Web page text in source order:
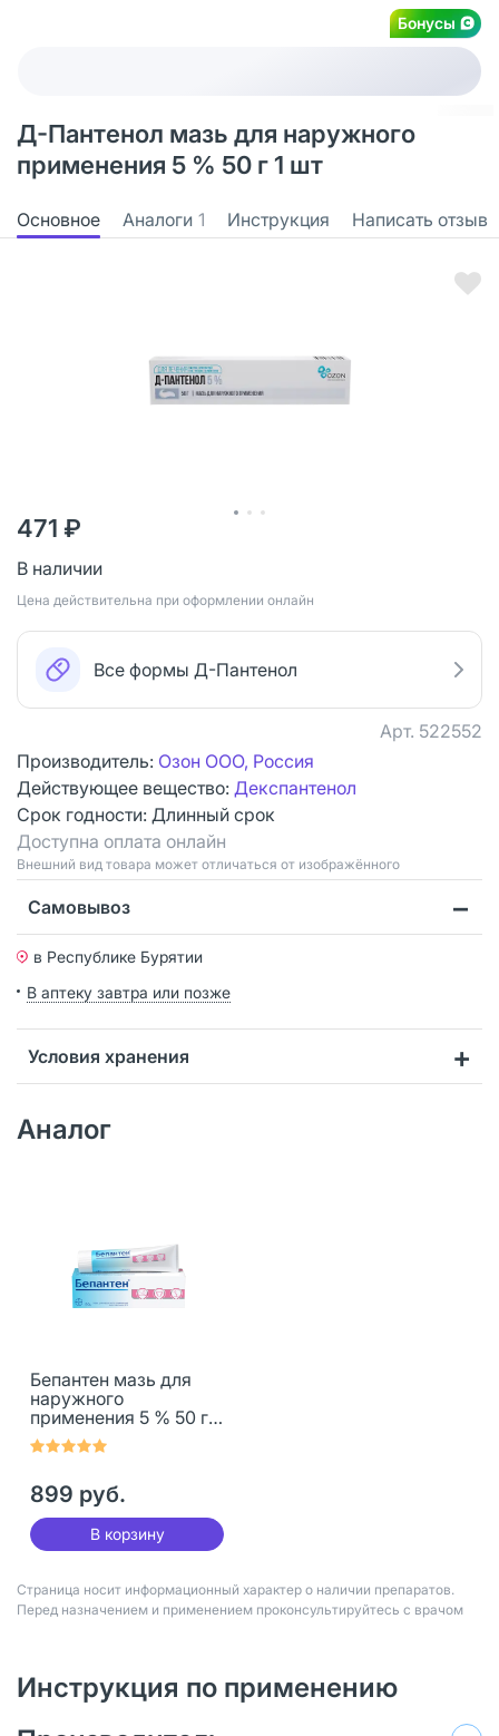
Бонусы
Д-Пантенол мазь для наружного
применения 5 % 50 г 1 шт
Основное Аналоги 1 Инструкция Написать отзыв
471 ₽
В наличии
Цена действительна при оформлении онлайн
Все формы Д-Пантенол
Арт. 522552
Производитель: Озон ООО, Россия
Действующее вещество: Декспантенол
Срок годности: Длинный срок
Доступна оплата онлайн
Bнешний вид товара может отличаться от изображённого
Самовывоз
в Республике Бурятии
В аптеку завтра или позже
Условия хранения
Аналог
Бепантен мазь для
наружного
применения 5 % 50 г 1
шт
899 руб.
В корзину
Страница носит информационный характер о наличии препаратов.
Перед назначением и применением проконсультируйтесь с врачом
Инструкция по применению